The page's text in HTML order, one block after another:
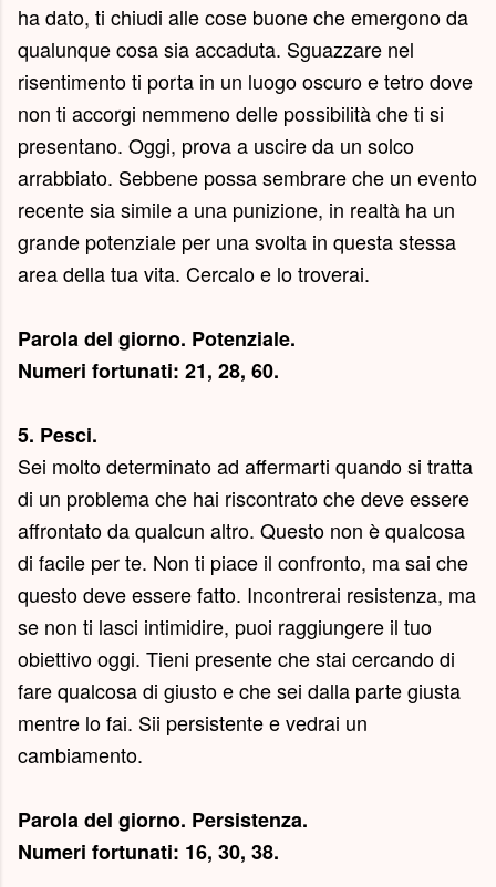
ha dato, ti chiudi alle cose buone che emergono da
qualunque cosa sia accaduta. Sguazzare nel
risentimento ti porta in un luogo oscuro e tetro dove
non ti accorgi nemmeno delle possibilità che ti si
presentano. Oggi, prova a uscire da un solco
arrabbiato. Sebbene possa sembrare che un evento
recente sia simile a una punizione, in realtà ha un
grande potenziale per una svolta in questa stessa
area della tua vita. Cercalo e lo troverai.
Parola del giorno. Potenziale.
Numeri fortunati: 21, 28, 60.
5. Pesci.
Sei molto determinato ad affermarti quando si tratta
di un problema che hai riscontrato che deve essere
affrontato da qualcun altro. Questo non è qualcosa
di facile per te. Non ti piace il confronto, ma sai che
questo deve essere fatto. Incontrerai resistenza, ma
se non ti lasci intimidire, puoi raggiungere il tuo
obiettivo oggi. Tieni presente che stai cercando di
fare qualcosa di giusto e che sei dalla parte giusta
mentre lo fai. Sii persistente e vedrai un
cambiamento.
Parola del giorno. Persistenza.
Numeri fortunati: 16, 30, 38.